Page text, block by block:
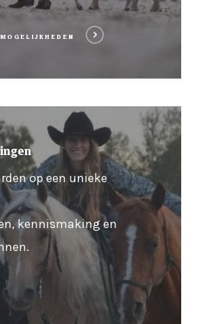
op een unieke
kennismaking en